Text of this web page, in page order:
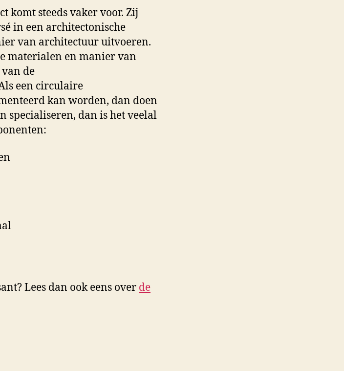
komt steeds vaker voor. Zij
in een architectonische
van architectuur uitvoeren.
materialen en manier van
de
een circulaire
kan worden, dan doen
specialiseren, dan is het veelal
Lees dan ook eens over de